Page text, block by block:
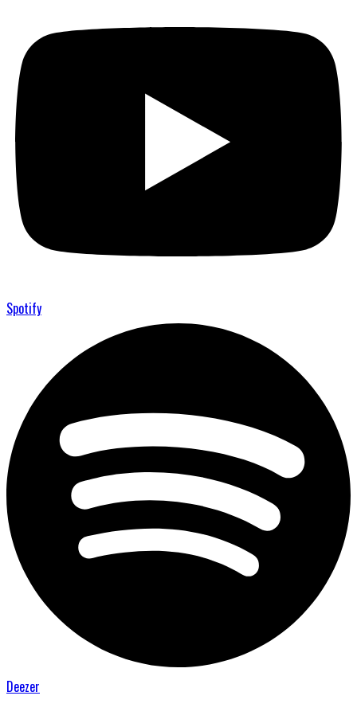
Spotify
Deezer